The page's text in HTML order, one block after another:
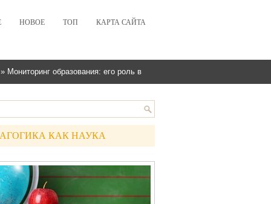
НОВОЕ ТОП КАРТА САЙТА
» Мониторинг образования: его роль в
КАК НАУКА